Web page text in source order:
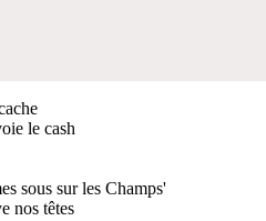
le cash
sous sur les Champs'
nos têtes